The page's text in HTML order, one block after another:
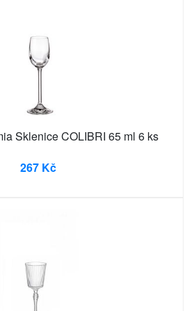
Sklenice COLIBRI 65 ml 6 ks
267 Kč